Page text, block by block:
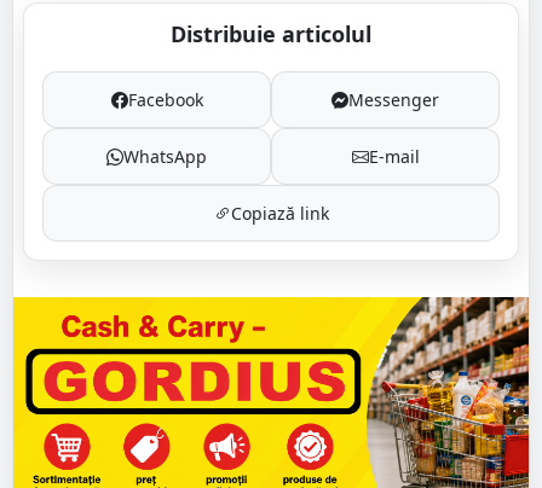
Distribuie articolul
Facebook Messenger
WhatsApp E-mail
Copiază link